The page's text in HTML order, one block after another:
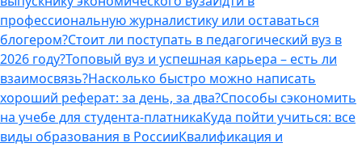
профессиональную журналистику или оставаться
блогером?Стоит ли поступать в педагогический вуз в
2026 году?Топовый вуз и успешная карьера – есть ли
взаимосвязь?Насколько быстро можно написать
хороший реферат: за день, за два?Способы сэкономить
на учебе для студента-платникаКуда пойти учиться: все
виды образования в РоссииКвалификация и